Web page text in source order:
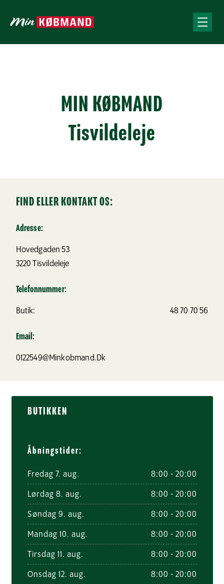
MIN KØBMAND
Tisvildeleje
FIND ELLER KONTAKT OS:
Adresse:
Hovedgaden 53
3220 Tisvildeleje
Telefonnummer:
Butik: 48 70 70 56
Email:
0122549@Minkobmand.Dk
BUTIKKEN
Åbningstider:
Fredag 7. aug. 8:00 - 20:00
Lørdag 8. aug. 8:00 - 20:00
Søndag 9. aug. 8:00 - 20:00
Mandag 10. aug. 8:00 - 20:00
Tirsdag 11. aug. 8:00 - 20:00
Onsdag 12. aug. 8:00 - 20:00